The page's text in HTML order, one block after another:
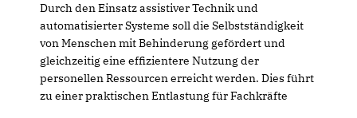
Durch den Einsatz assistiver Technik und
automatisierter Systeme soll die Selbstständigkeit
von Menschen mit Behinderung gefördert und
gleichzeitig eine effizientere Nutzung der
personellen Ressourcen erreicht werden. Dies führt
zu einer praktischen Entlastung für Fachkräfte